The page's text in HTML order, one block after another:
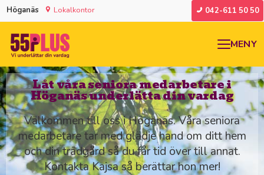
Höganäs Lokalkontor 042-611 50 50
MENY
Låt våra seniora medarbetare i
Höganäs underlätta din vardag
Välkommen till oss i Höganäs. Våra seniora
medarbetare tar med glädje hand om ditt hem
och din trädgård så du får tid över till annat.
Kontakta Kajsa så berättar hon mer!